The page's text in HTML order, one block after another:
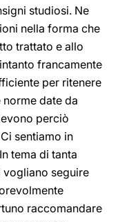
studiosi. Ne
nella forma che
trattato e allo
francamente
per ritenere
date da
perciò
sentiamo in
tema di tanta
vogliano seguire
raccomandare